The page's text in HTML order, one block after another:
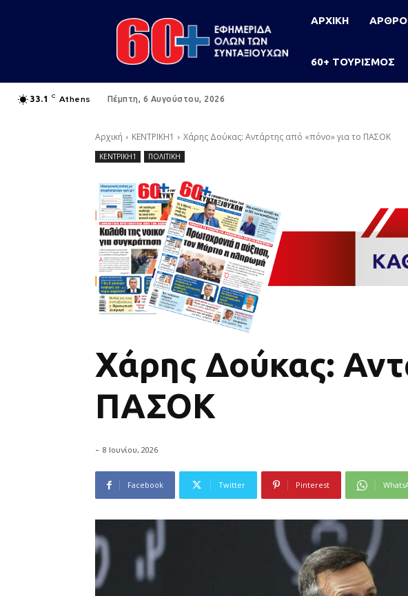
ΑΡΧΙΚΗ
60+ ΤΟΥΡΙΣΜΟΣ
33.1 C Athens Πέμπτη, 6 Αυγούστου, 2026
Αρχική ΚΕΝΤΡΙΚΗ1 Χάρης Δούκας: Αντάρτης από «πόνο» για το ΠΑΣΟΚ
ΚΕΝΤΡΙΚΗ1 ΠΟΛΙΤΙΚΗ
Χάρης Δούκας:
ΠΑΣΟΚ
- 8 Ιουνίου, 2026
Facebook Twitter Pinterest